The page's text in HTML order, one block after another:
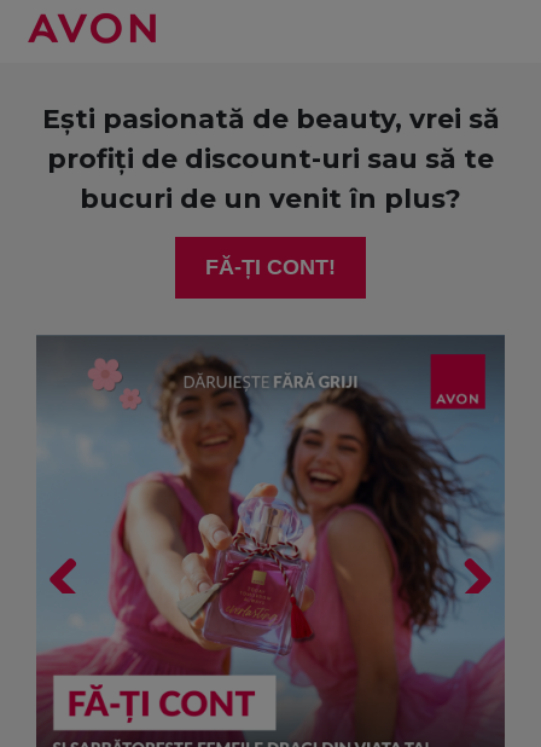
Ești pasionată de beauty, vrei să
profiți de discount-uri sau să te
bucuri de un venit în plus?
FĂ-ȚI CONT!